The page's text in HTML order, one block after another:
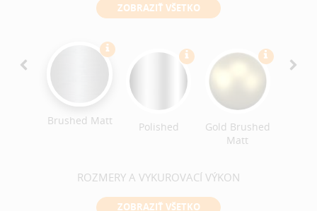
ZOBRAZIŤ VŠETKO
Brushed Matt Polished
Gold Brushed
Matt
ROZMERY A VYKUROVACÍ VÝKON
ZOBRAZIŤ VŠETKO